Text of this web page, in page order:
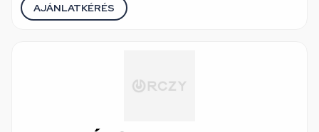
AJÁNLATKÉRÉS